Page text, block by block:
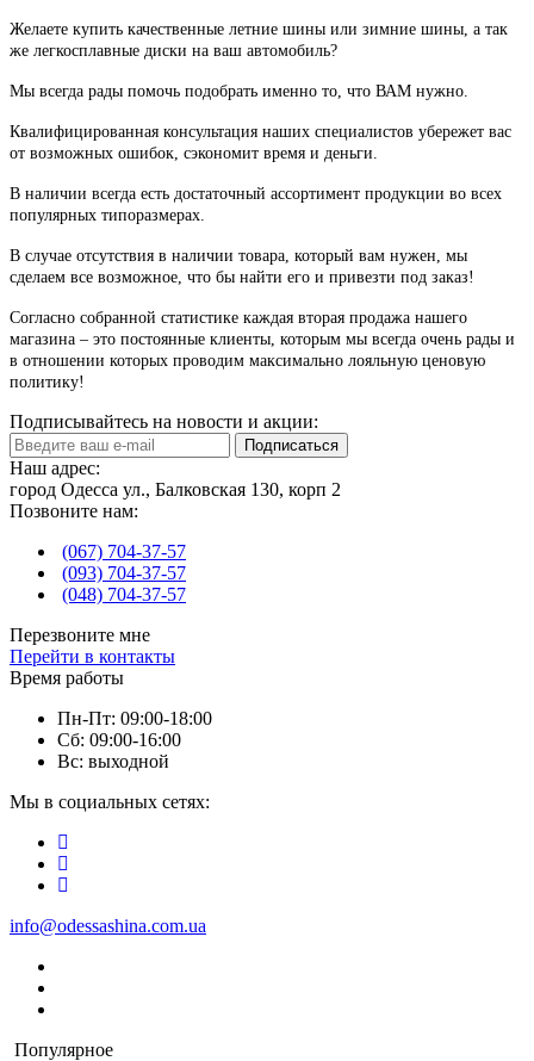
Желаете купить качественные летние шины или зимние шины, а так
же легкосплавные диски на ваш автомобиль?
Мы всегда рады помочь подобрать именно то, что ВАМ нужно.
Квалифицированная консультация наших специалистов убережет вас
от возможных ошибок, сэкономит время и деньги.
В наличии всегда есть достаточный ассортимент продукции во всех
популярных типоразмерах.
В случае отсутствия в наличии товара, который вам нужен, мы
сделаем все возможное, что бы найти его и привезти под заказ!
Согласно собранной статистике каждая вторая продажа нашего
магазина – это постоянные клиенты, которым мы всегда очень рады и
в отношении которых проводим максимально лояльную ценовую
политику!
Подписывайтесь на новости и акции:
Подписаться
Наш адрес:
город Одесса ул., Балковская 130, корп 2
Позвоните нам:
(067) 704-37-57
(093) 704-37-57
(048) 704-37-57
Перезвоните мне
Перейти в контакты
Время работы
Пн-Пт: 09:00-18:00
Сб: 09:00-16:00
Вс: выходной
Мы в социальных сетях:
info@odessashina.com.ua
Популярное